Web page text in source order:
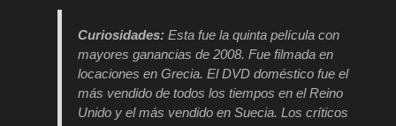
Curiosidades:Esta fue la quinta película con
mayores ganancias de 2008. Fue filmada en
locaciones en Grecia. El DVD doméstico fue el
más vendido de todos los tiempos en el Reino
Unido y el más vendido en Suecia. Los críticos